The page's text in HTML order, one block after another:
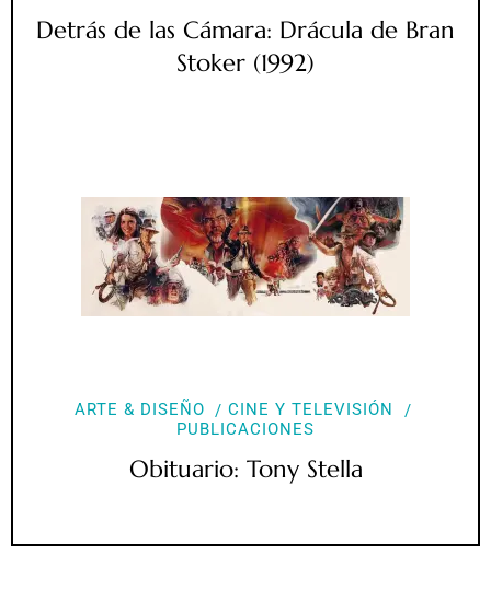
Detrás de las Cámara: Drácula de Bran
Stoker (1992)
ARTE & DISEÑO
CINE Y TELEVISIÓN
PUBLICACIONES
Obituario: Tony Stella